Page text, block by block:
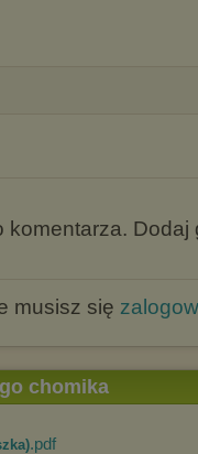
komentarza. Dodaj
musisz się
chomika
.pdf